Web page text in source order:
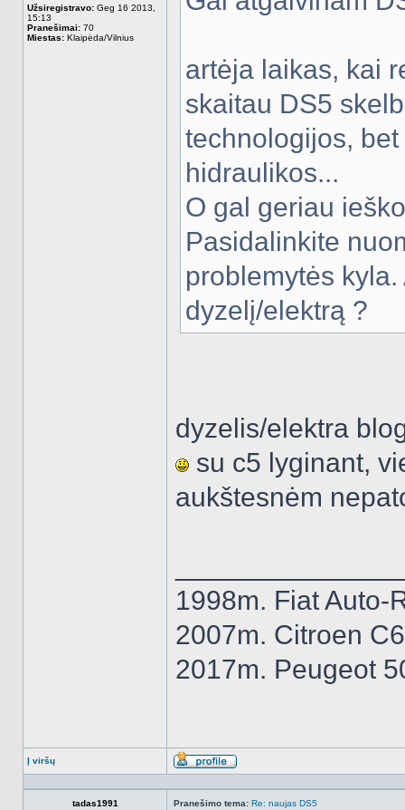
Užsiregistravo: Geg 16 2013,
15:13
Pranešimai: 70
Miestas: Klaipėda/Vilnius
artėja laikas, kai
skaitau DS5
technologijos,
hidraulikos...
O gal geriau
Pasidalinkite
problemytės
dyzelį/elektrą ?
dyzelis/elektra
su c5 lyginant,
aukštesnėm
1998m. Fiat Auto-
2007m. Citroen
2017m. Peugeot
Į viršų
Aprašymas
tadas1991 Pranešimo tema: Re: naujas DS5